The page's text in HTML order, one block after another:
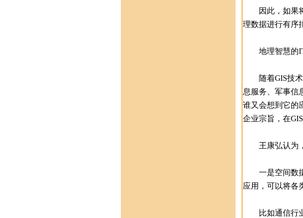
因此，如果将
理数据进行有序
地理智慧的
随着GIS技术
息服务、军事信
谁又会想到它的
企业宗旨，在
王康弘认为，
一是空间数据
应用，可以将各
比如通信行业